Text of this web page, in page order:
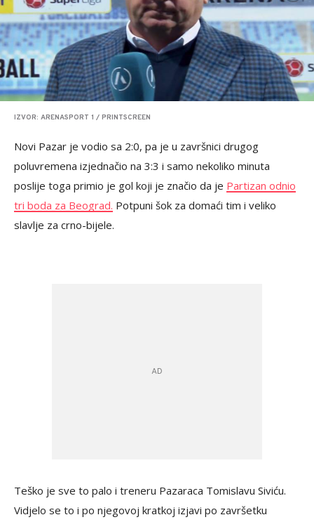
IZVOR: ARENASPORT 1 / PRINTSCREEN
Novi Pazar je vodio sa 2:0, pa je u završnici drugog
poluvremena izjednačio na 3:3 i samo nekoliko minuta
poslije toga primio je gol koji je značio da je Partizan odnio
tri boda za Beograd. Potpuni šok za domaći tim i veliko
slavlje za crno-bijele.
Teško je sve to palo i treneru Pazaraca Tomislavu Siviću.
Vidjelo se to i po njegovoj kratkoj izjavi po završetku